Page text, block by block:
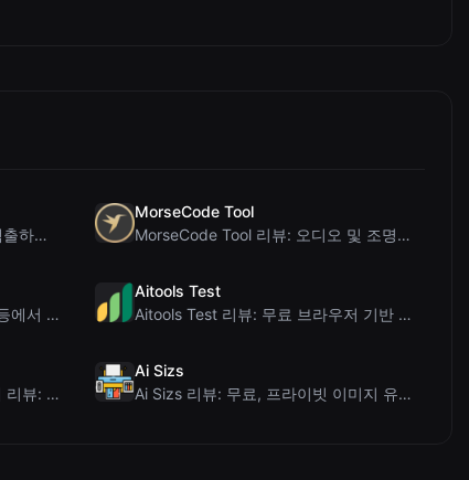
PIS Tester 리뷰: 가짜 친구를 색출하는 AI 없는 우정 퀴즈
MorseCode Tool
MorseCode Tool 리뷰: 오디오 및 조명을 갖춘 무료 온라인 텍스트-모스 부호 변...
Letters Font 리뷰: 인스타그램 등에서 사용 가능한 무료 유니코드 글꼴 생성기
Aitools Test
Aitools Test 리뷰: 무료 브라우저 기반 AI 탐지기, 토큰 카운터 및 비용 추정...
Ai Sleads 비밀번호 강도 검사기 리뷰: 제로 업로드, 실시간 엔트로피 분석
Ai Sizs
Ai Sizs 리뷰: 무료, 프라이빗 이미지 유사도 및 블러 감지 도구